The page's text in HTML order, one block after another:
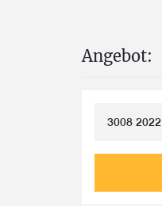
Angebot:
3008